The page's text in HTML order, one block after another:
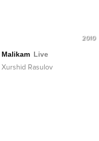
2010
Malikam Live
Xurshid Rasulov